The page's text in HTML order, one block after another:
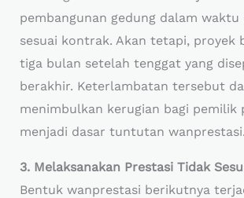
pembangunan gedung dalam waktu
sesuai kontrak. Akan tetapi, proyek
tiga bulan setelah tenggat yang
berakhir. Keterlambatan tersebut
menimbulkan kerugian bagi pemilik
menjadi dasar tuntutan wanprestasi.
3. Melaksanakan Prestasi Tidak
Bentuk wanprestasi berikutnya